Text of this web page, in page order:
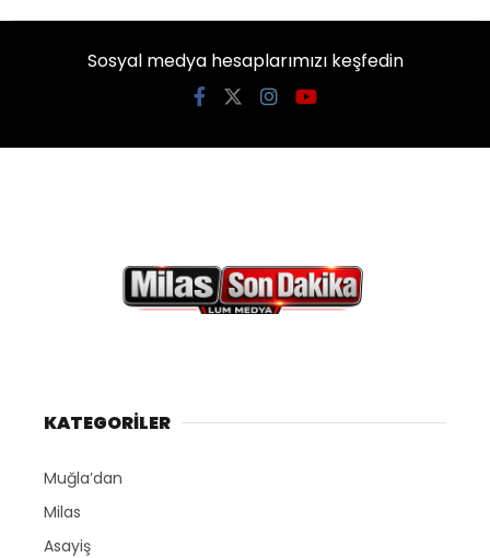
Sosyal medya hesaplarımızı keşfedin
KATEGORİLER
Muğla’dan
Milas
Asayiş